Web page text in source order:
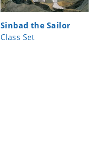
Sinbad the Sailor
Class Set